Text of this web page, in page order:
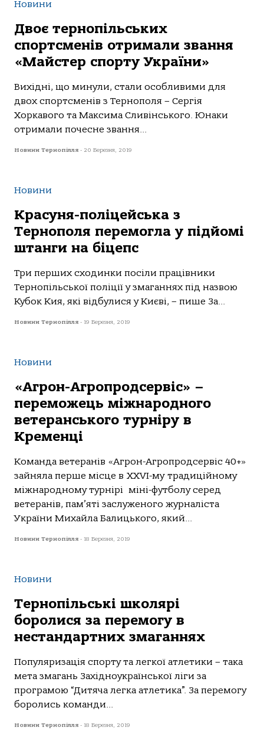
Новини
Двоє тернопільських
спортсменів отримали звання
«Майстер спорту України»
Вихідні, що минули, стали особливими для
двох спортсменів з Тернополя – Сергія
Хоркавого та Максима Сливінського. Юнаки
отримали почесне звання...
Новини Тернопілля - 20 Березня, 2019
Новини
Красуня-поліцейська з
Тернополя перемогла у підйомі
штанги на біцепс
Три перших сходинки посіли працівники
Тернопільської поліції у змаганнях під назвою
Кубок Кия, які відбулися у Києві, – пише За...
Новини Тернопілля - 19 Березня, 2019
Новини
«Агрон-Агропродсервіс» –
переможець міжнародного
ветеранського турніру в
Кременці
Команда ветеранів «Агрон-Агропродсервіс 40+»
зайняла перше місце в XXVI-му традиційному
міжнародному турнірі міні-футболу серед
ветеранів, пам’яті заслуженого журналіста
України Михайла Балицького, який...
Новини Тернопілля - 18 Березня, 2019
Новини
Тернопільські школярі
боролися за перемогу в
нестандартних змаганнях
Популяризація спорту та легкої атлетики – така
мета змагань Західноукраїнської ліги за
програмою “Дитяча легка атлетика”. За перемогу
боролись команди...
Новини Тернопілля - 18 Березня, 2019